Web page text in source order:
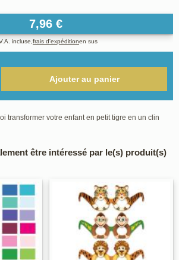
7,96 €
incluse, frais d'expéditionen sus
Ajouter au panier
transformer votre enfant en petit tigre en un clin
être intéressé par le(s) produit(s)